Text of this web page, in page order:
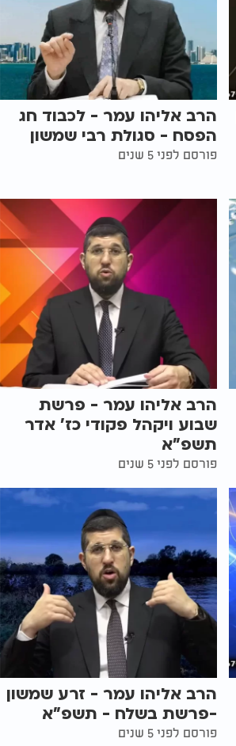
הרב אליהו עמר - לכבוד חג
הפסח - סגולת רבי שמשון
פורסם לפני 5 שנים
הרב אליהו עמר - פרשת
שבוע ויקהל פקודי כז’ אדר
תשפ"א
פורסם לפני 5 שנים
הרב אליהו עמר - זרע שמשון
-פרשת בשלח - תשפ"א
פורסם לפני 5 שנים